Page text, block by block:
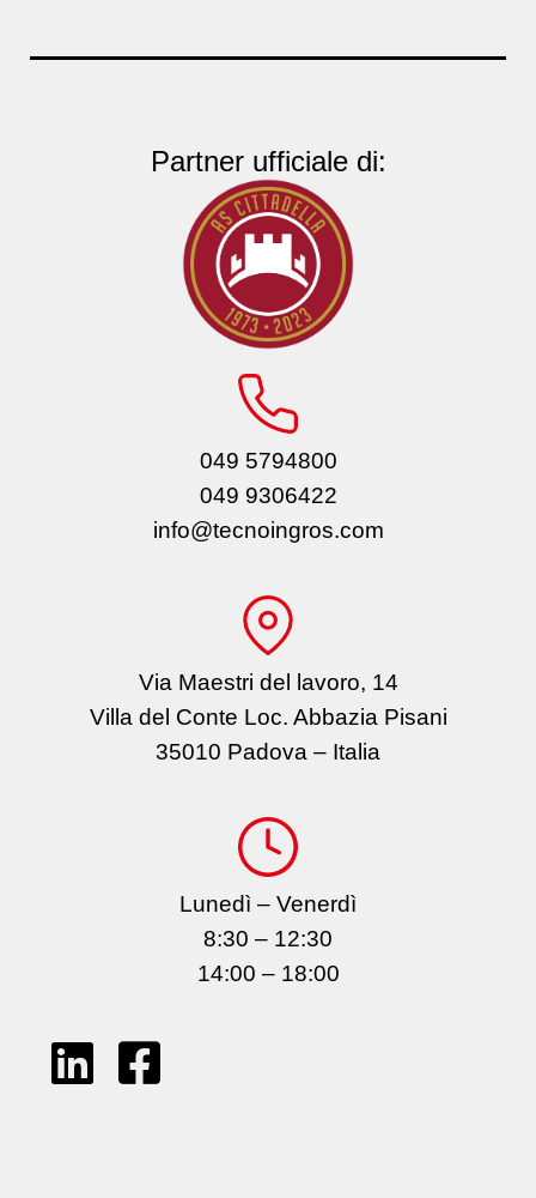
Partner ufficiale di:
049 5794800
049 9306422
info@tecnoingros.com
Via Maestri del lavoro, 14
Villa del Conte Loc. Abbazia Pisani
35010 Padova – Italia
Lunedì – Venerdì
8:30 – 12:30
14:00 – 18:00